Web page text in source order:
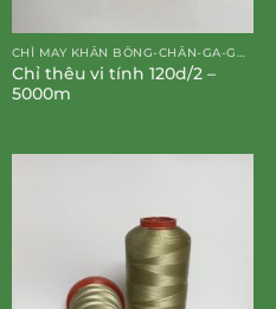
CHỈ MAY KHĂN BÔNG-CHĂN-GA-GỐI-ĐỆM
Chỉ thêu vi tính 120d/2 –
5000m